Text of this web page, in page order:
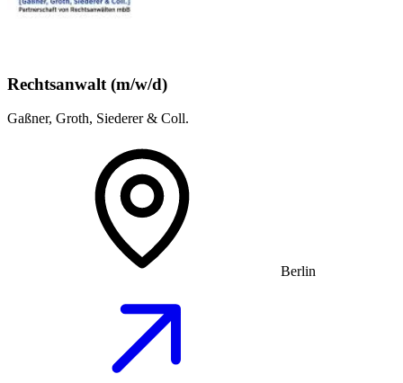
Rechtsanwalt (m/w/d)
Gaßner, Groth, Siederer & Coll.
Berlin